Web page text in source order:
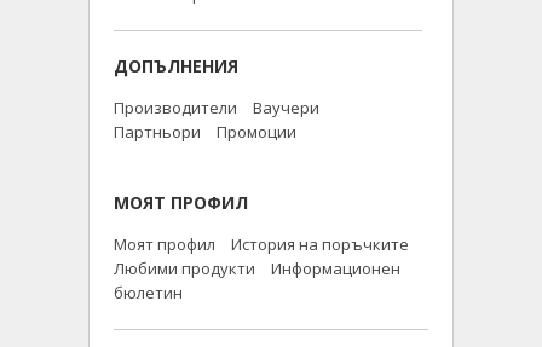
ДОПЪЛНЕНИЯ
Производители
Ваучери
Партньори
Промоции
МОЯТ ПРОФИЛ
Моят профил
История на поръчките
Любими продукти
Информационен
бюлетин